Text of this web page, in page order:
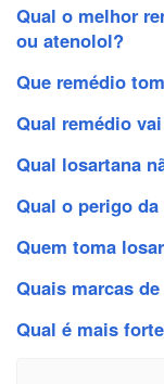
Qual o melhor
ou atenolol?
Que remédio
Qual remédio
Qual losartana
Qual o perigo
Quem toma
Quais marcas
Qual é mais